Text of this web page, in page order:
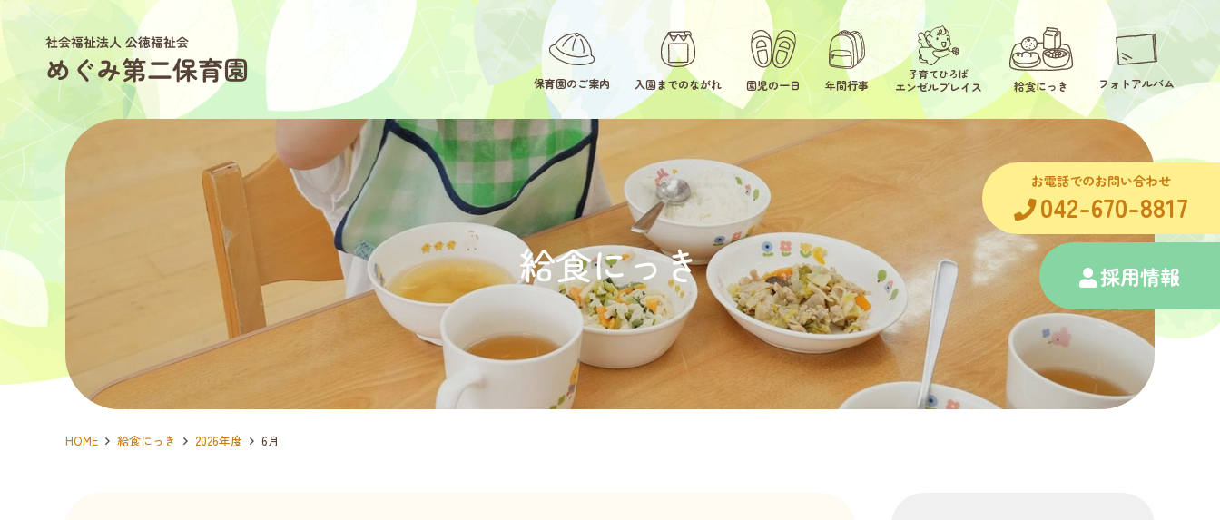
保育園のご案内 入園までのながれ 園児の一日 年間行事
子育てひろば
エンゼルプレイス 給食にっき フォトアルバム
お電話でのお問い合わせ
042-670-8817
採用情報
給食にっき
HOME 給食にっき 2026年度 6月